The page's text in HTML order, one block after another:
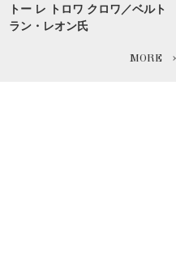
トー レ トロワ クロワ／ベルト
ラン・レオン氏